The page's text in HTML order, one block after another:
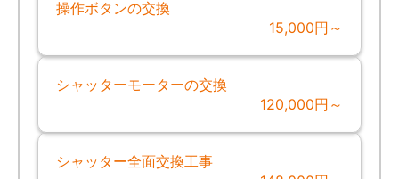
操作ボタンの交換
15,000円～
シャッターモーターの交換
120,000円～
シャッター全面交換工事